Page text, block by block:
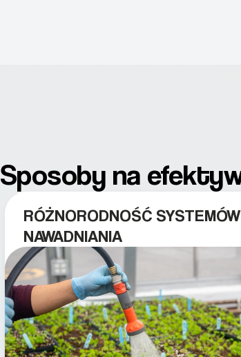
Sposoby na
RÓŻNORODNOŚĆ SYSTEMÓW
NAWADNIANIA